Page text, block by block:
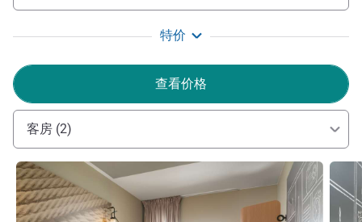
特价
查看价格
客房 (2)
请参阅详情 请参